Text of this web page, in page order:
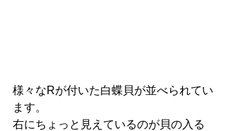
様々なRが付いた白蝶貝が並べられてい
ます。
右にちょっと見えているのが貝の入る